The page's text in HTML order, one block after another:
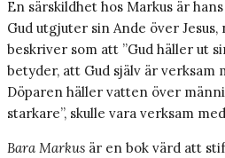
En särskildhet hos Markus är
Gud utgjuter sin Ande över Jesus,
beskriver som att ”Gud häller ut
betyder, att Gud själv är verksam
Döparen häller vatten över
starkare”, skulle vara verksam
Bara Markus är en bok värd att